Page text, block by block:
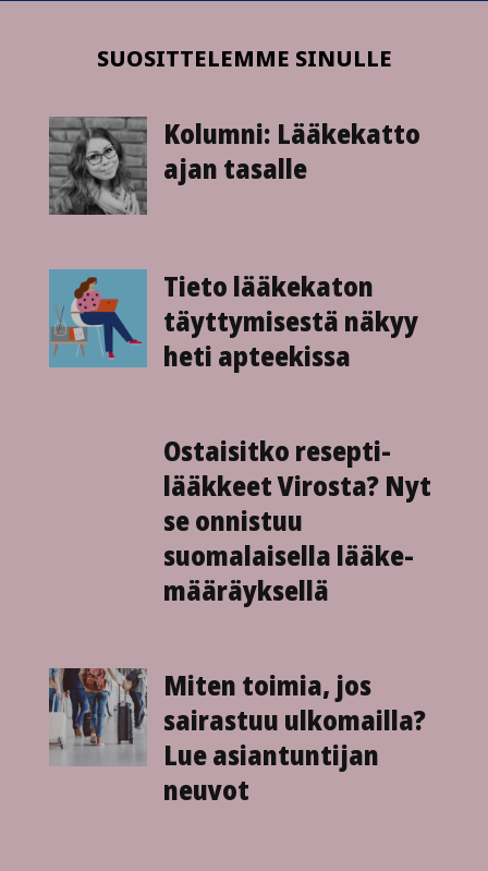
SUOSITTELEMME SINULLE
Kolumni: Lääkekatto
ajan tasalle
Tieto lääkekaton
täyttymisestä näkyy
heti apteekissa
Ostaisitko resepti­
lääkkeet Virosta? Nyt
se onnistuu
suomalaisella lääke­
määräyksellä
Miten toimia, jos
sairastuu ulkomailla?
Lue asiantuntijan
neuvot